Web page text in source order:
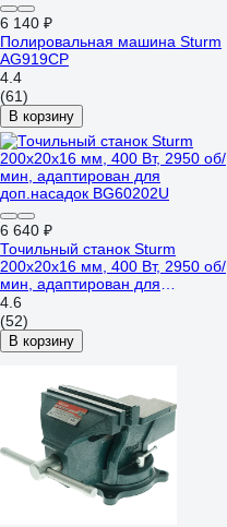
6 140 ₽
Полировальная машина Sturm
AG919CP
4.4
(61)
В корзину
6 640 ₽
Точильный станок Sturm
200х20х16 мм, 400 Вт, 2950 об/
мин, адаптирован для
доп.насадок BG60202U
4.6
(52)
В корзину